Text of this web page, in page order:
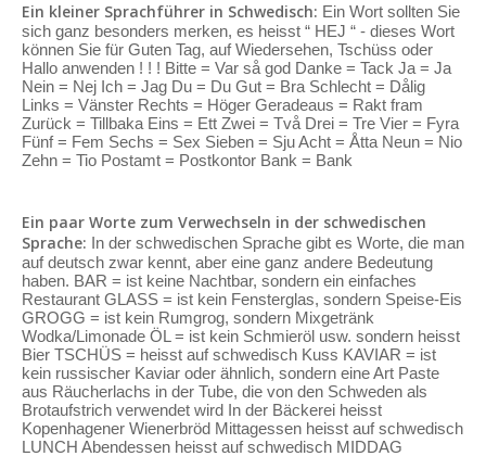
Ein kleiner Sprachführer in Schwedisch: Ein Wort sollten Sie
sich ganz besonders merken, es heisst “ HEJ “ - dieses Wort
können Sie für Guten Tag, auf Wiedersehen, Tschüss oder
Hallo anwenden ! ! ! Bitte = Var så god Danke = Tack Ja = Ja
Nein = Nej Ich = Jag Du = Du Gut = Bra Schlecht = Dålig
Links = Vänster Rechts = Höger Geradeaus = Rakt fram
Zurück = Tillbaka Eins = Ett Zwei = Två Drei = Tre Vier = Fyra
Fünf = Fem Sechs = Sex Sieben = Sju Acht = Åtta Neun = Nio
Zehn = Tio Postamt = Postkontor Bank = Bank
Ein paar Worte zum Verwechseln in der schwedischen
Sprache: In der schwedischen Sprache gibt es Worte, die man
auf deutsch zwar kennt, aber eine ganz andere Bedeutung
haben. BAR = ist keine Nachtbar, sondern ein einfaches
Restaurant GLASS = ist kein Fensterglas, sondern Speise-Eis
GROGG = ist kein Rumgrog, sondern Mixgetränk
Wodka/Limonade ÖL = ist kein Schmieröl usw. sondern heisst
Bier TSCHÜS = heisst auf schwedisch Kuss KAVIAR = ist
kein russischer Kaviar oder ähnlich, sondern eine Art Paste
aus Räucherlachs in der Tube, die von den Schweden als
Brotaufstrich verwendet wird In der Bäckerei heisst
Kopenhagener Wienerbröd Mittagessen heisst auf schwedisch
LUNCH Abendessen heisst auf schwedisch MIDDAG